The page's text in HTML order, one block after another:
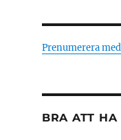
Prenumerera med
BRA ATT HA